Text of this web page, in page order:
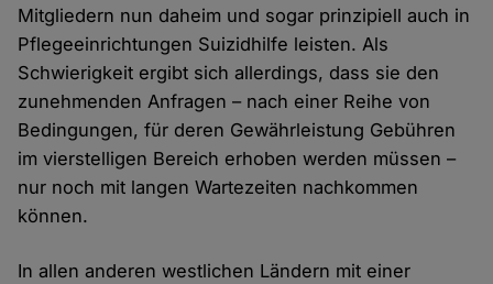
Mitgliedern nun daheim und sogar prinzipiell auch in
Pflegeeinrichtungen Suizidhilfe leisten. Als
Schwierigkeit ergibt sich allerdings, dass sie den
zunehmenden Anfragen – nach einer Reihe von
Bedingungen, für deren Gewährleistung Gebühren
im vierstelligen Bereich erhoben werden müssen –
nur noch mit langen Wartezeiten nachkommen
können.
In allen anderen westlichen Ländern mit einer